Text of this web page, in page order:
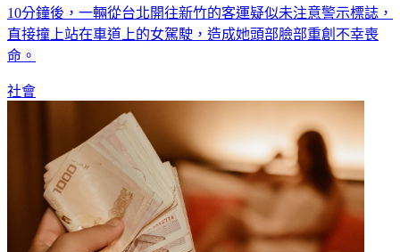
10分鐘後，一輛從台北開往新竹的客運疑似未注意警示標誌，
直接撞上站在車道上的女駕駛，造成她頭部臉部重創不幸喪
命。
社會